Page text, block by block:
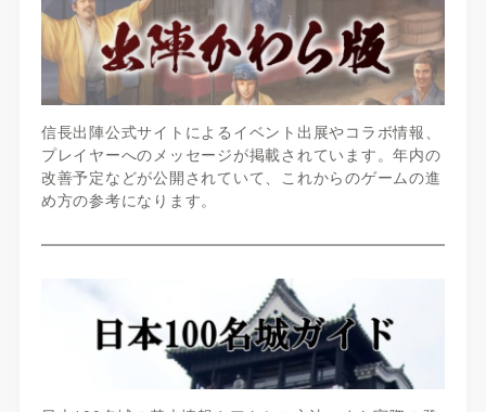
信長出陣公式サイトによるイベント出展やコラボ情報、
プレイヤーへのメッセージが掲載されています。年内の
改善予定などが公開されていて、これからのゲームの進
め方の参考になります。